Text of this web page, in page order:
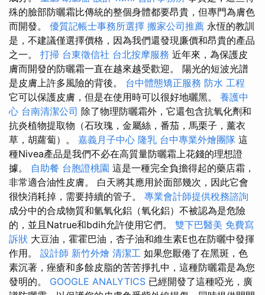
殊的臉部防曬霜比傳統的整個身體都要昂貴，但專門為膚色
而開發。 優質記帳士事務所選擇 搬家公司推薦 永恆的教訓
是，不建議僅選擇價格，因為我們還發現廉價和昂貴的產品
之一。 打掃 台東徵信社 台北按摩服務 近年來，為保護皮
膚而開發的防曬霜一直在越來越受歡迎。 陽光的短波光譜
是皮膚上許多風險的背後。 台中體態矯正服務 防水 工程
它可以保護皮膚，但是在使用時可以很好地曬黑。 養護中
心 台南清潔公司 除了物理防曬霜外，它還包含抗氧化劑和
抗炎植物提取物（石玫瑰，金屬絲，番茄，馬栗子，薰衣
草，胡蘿蔔）。 嘉義月子中心 隆乳 台中專業外燴團隊 這
種Nivea產品是我們不必在高質量防曬霜上花錢的理想證
據。 自助餐 台胞證桃園 這是一種完全負擔得起的藥店霜，
非常適合油性皮膚。 白天將其應用於面部幾次，因此它會
很快消耗掉，需要持續的管子。 專業會計師提供稅務諮詢
成分中的合成物質和氫氧化鋁（氧化鋁）不被認為是危險
的，並且Natrue和bdih允許使用它們。 雙下巴醫美 免費寫
訴狀 大豆油，霍霍巴油，杏子油和維生素E也在防曬中發揮
作用。 設計師 新竹外燴 清潔工 如果您厭倦了在黑斑，色
素沉著，痤瘡和多餘皮脂的苦苦掙扎中，這種防曬霜是為您
發明的。 GOOGLE ANALYTICS 已經開發了這種啞光，廣